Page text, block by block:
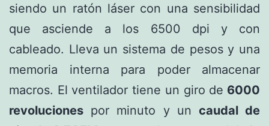
siendo un ratón láser con una sensibilidad
que asciende a los 6500 dpi y con
cableado. Lleva un sistema de pesos y una
memoria interna para poder almacenar
macros. El ventilador tiene un giro de 6000
revoluciones por minuto y un caudal de